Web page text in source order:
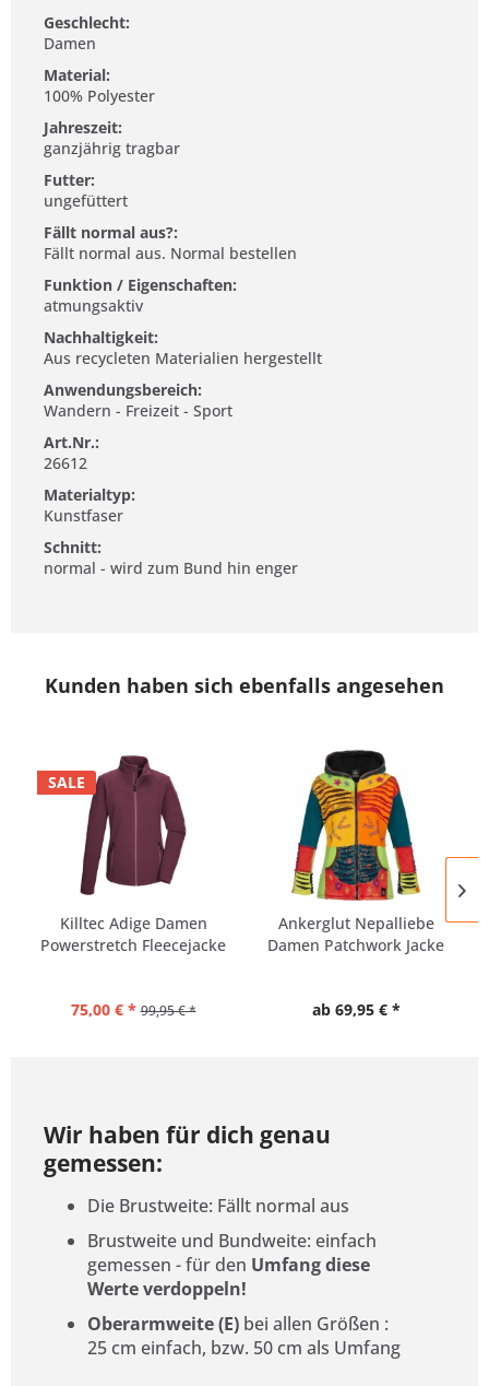
Geschlecht:
Damen
Material:
100% Polyester
Jahreszeit:
ganzjährig tragbar
Futter:
ungefüttert
Fällt normal aus?:
Fällt normal aus. Normal bestellen
Funktion / Eigenschaften:
atmungsaktiv
Nachhaltigkeit:
Aus recycleten Materialien hergestellt
Anwendungsbereich:
Wandern - Freizeit - Sport
Art.Nr.:
26612
Materialtyp:
Kunstfaser
Schnitt:
normal - wird zum Bund hin enger
Kunden haben sich ebenfalls angesehen
SALE
Killtec Adige Damen
Powerstretch Fleecejacke
75,00 € * 99,95 € *
Ankerglut Nepalliebe
Damen Patchwork Jacke
ab 69,95 € *
Wir haben für dich genau
gemessen:
Die Brustweite: Fällt normal aus
Brustweite und Bundweite: einfach
gemessen - für den Umfang diese
Werte verdoppeln!
Oberarmweite (E) bei allen Größen :
25 cm einfach, bzw. 50 cm als Umfang